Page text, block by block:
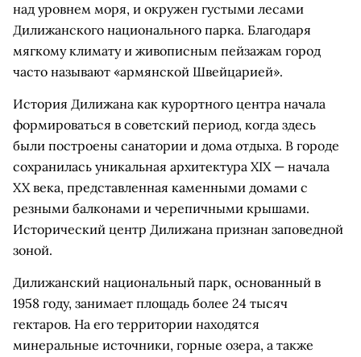
над уровнем моря, и окружен густыми лесами
Дилижанского национального парка. Благодаря
мягкому климату и живописным пейзажам город
часто называют «армянской Швейцарией».
История Дилижана как курортного центра начала
формироваться в советский период, когда здесь
были построены санатории и дома отдыха. В городе
сохранилась уникальная архитектура XIX — начала
XX века, представленная каменными домами с
резными балконами и черепичными крышами.
Исторический центр Дилижана признан заповедной
зоной.
Дилижанский национальный парк, основанный в
1958 году, занимает площадь более 24 тысяч
гектаров. На его территории находятся
минеральные источники, горные озера, а также